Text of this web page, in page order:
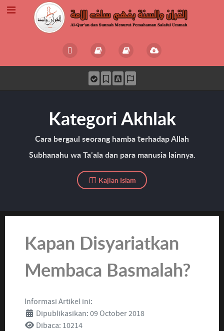
Kategori Akhlak
Cara bergaul seorang hamba terhadap Allah
Subhanahu wa Ta’ala dan para manusia lainnya.
Kajian Islam
Kapan Disyariatkan
Membaca Basmalah?
Informasi Artikel ini:
Dipublikasikan: 09 October 2018
Dibaca: 10214